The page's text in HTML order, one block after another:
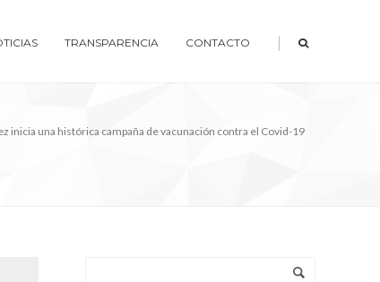
TRANSPARENCIA CONTACTO |
inicia una histórica campaña de vacunación contra el Covid-19